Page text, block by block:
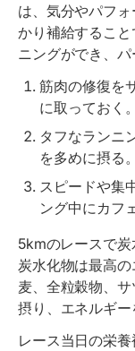
は、気分やパフ
かり補給するこ
ニングができ、パ
筋肉の修復を
に取っておく。
タフなランニ
を多めに摂る。
スピードや集
ング中にカフ
5kmのレースで
炭水化物は最高
麦、全粒穀物、
摂り、エネルギー
レース当日の栄養